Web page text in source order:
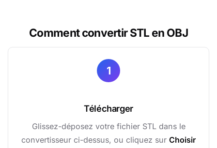
Comment convertir STL en OBJ
1
Télécharger
Glissez-déposez votre fichier STL dans le
convertisseur ci-dessus, ou cliquez sur Choisir